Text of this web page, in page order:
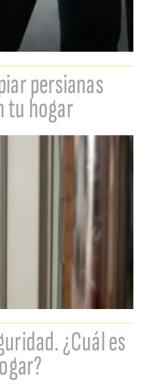
persianas
tu hogar
¿Cuál es